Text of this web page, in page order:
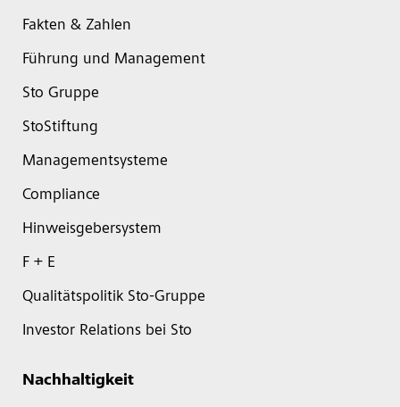
Fakten & Zahlen
Führung und Management
Sto Gruppe
StoStiftung
Managementsysteme
Compliance
Hinweisgebersystem
F + E
Qualitätspolitik Sto-Gruppe
Investor Relations bei Sto
Nachhaltigkeit